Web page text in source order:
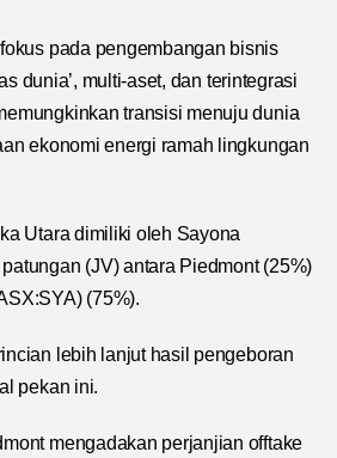
pada pengembangan bisnis
dunia’, multi-aset, dan terintegrasi
transisi menuju dunia
ekonomi energi ramah lingkungan
Utara dimiliki oleh Sayona
(JV) antara Piedmont (25%)
(75%).
lebih lanjut hasil pengeboran
pekan ini.
mengadakan perjanjian offtake